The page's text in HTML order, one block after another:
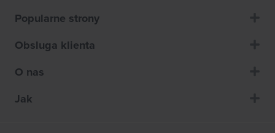
Popularne strony
Obsluga klienta
O nas
Jak